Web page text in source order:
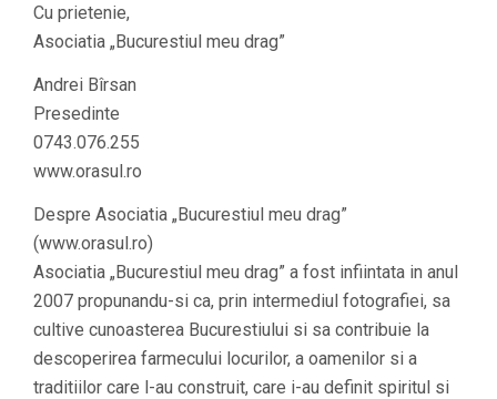
Cu prietenie,
Asociatia „Bucurestiul meu drag”
Andrei Bîrsan
Presedinte
0743.076.255
www.orasul.ro
Despre Asociatia „Bucurestiul meu drag”
(www.orasul.ro)
Asociatia „Bucurestiul meu drag” a fost infiintata in anul
2007 propunandu-si ca, prin intermediul fotografiei, sa
cultive cunoasterea Bucurestiului si sa contribuie la
descoperirea farmecului locurilor, a oamenilor si a
traditiilor care l-au construit, care i-au definit spiritul si